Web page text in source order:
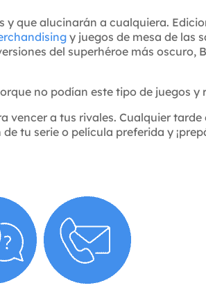
y que alucinarán a cualquiera.
y juegos de mesa de las
del superhéroe más oscuro,
no podían este tipo de juegos y
vencer a tus rivales. Cualquier tarde
tu serie o película preferida y